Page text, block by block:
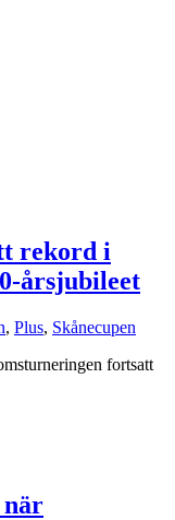
rekord i
årsjubileet
, Plus, Skånecupen
fortsatt
när